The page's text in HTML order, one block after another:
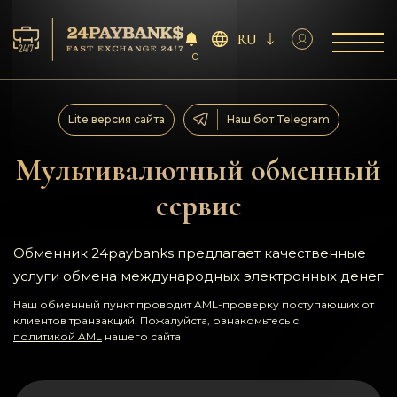
Сервисы
Резервы
Партнёрам
Отзывы
Правила
AML/CFT
0
RU
Мультивалютный обменный
сервис
Lite версия сайта Наш бот Telegram
Обменник 24paybanks предлагает качественные
услуги обмена международных электронных денег
Наш обменный пункт проводит AML-проверку поступающих от
клиентов транзакций. Пожалуйста, ознакомьтесь с
политикой AML нашего сайта